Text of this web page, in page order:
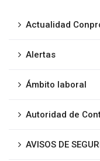
Actualidad
Alertas
Ámbito laboral
Autoridad de
AVISOS DE